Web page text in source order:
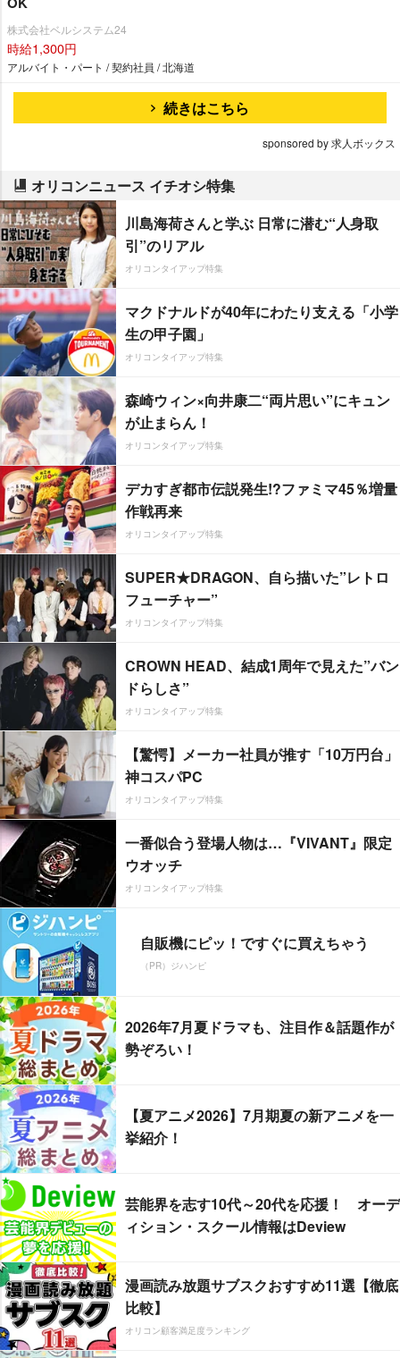
株式会社ベルシステム24
時給1,300円
アルバイト・パート / 契約社員 / 北海道
続きはこちら
sponsored by 求人ボックス
オリコンニュース イチオシ特集
川島海荷さんと学ぶ 日常に潜む“人身取
引”のリアル
オリコンタイアップ特集
マクドナルドが40年にわたり支える「小学
生の甲子園」
オリコンタイアップ特集
森崎ウィン×向井康二“両片思い”にキュン
が止まらん！
オリコンタイアップ特集
デカすぎ都市伝説発生!?ファミマ45％増量
作戦再来
オリコンタイアップ特集
SUPER★DRAGON、自ら描いた”レトロ
フューチャー”
オリコンタイアップ特集
CROWN HEAD、結成1周年で見えた”バン
ドらしさ”
オリコンタイアップ特集
【驚愕】メーカー社員が推す「10万円台」
神コスパPC
オリコンタイアップ特集
一番似合う登場人物は…『VIVANT』限定
ウオッチ
オリコンタイアップ特集
自販機にピッ！ですぐに買えちゃう
（PR）ジハンピ
2026年7月夏ドラマも、注目作＆話題作が
勢ぞろい！
【夏アニメ2026】7月期夏の新アニメを一
挙紹介！
芸能界を志す10代～20代を応援！ オーデ
ィション・スクール情報はDeview
漫画読み放題サブスクおすすめ11選【徹底
比較】
オリコン顧客満足度ランキング